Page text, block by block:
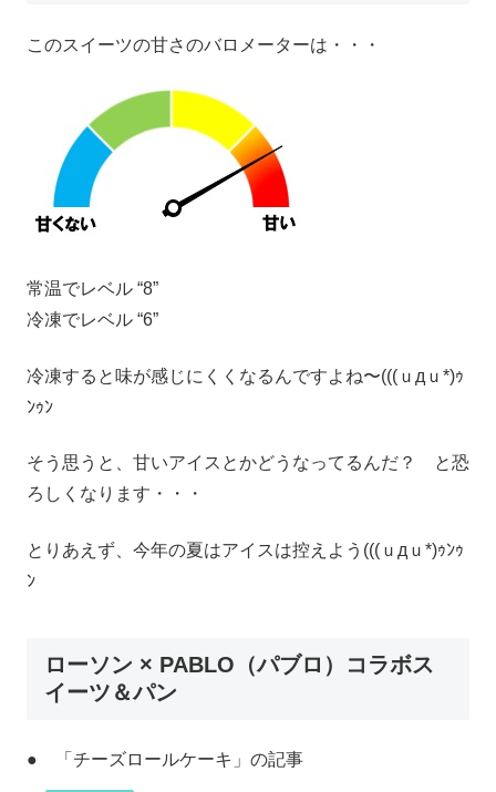
このスイーツの甘さのバロメーターは・・・
常温でレベル “8”
冷凍でレベル “6”
冷凍すると味が感じにくくなるんですよね〜(((ｕдｕ*)ｩ
ﾝｩﾝ
そう思うと、甘いアイスとかどうなってるんだ？ と恐
ろしくなります・・・
とりあえず、今年の夏はアイスは控えよう(((ｕдｕ*)ｩﾝｩ
ﾝ
ローソン × PABLO（パブロ）コラボス
イーツ＆パン
● 「チーズロールケーキ」の記事